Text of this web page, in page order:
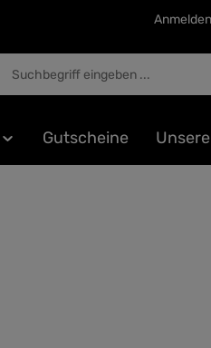
Anmelden
Gutscheine